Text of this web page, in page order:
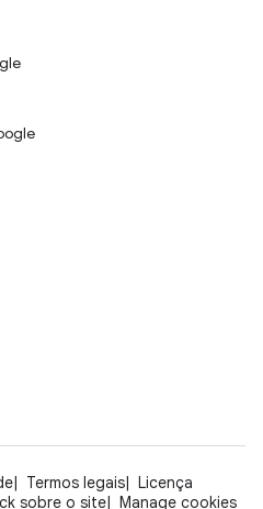
Termos legais
Licença
sobre o site Manage cookies